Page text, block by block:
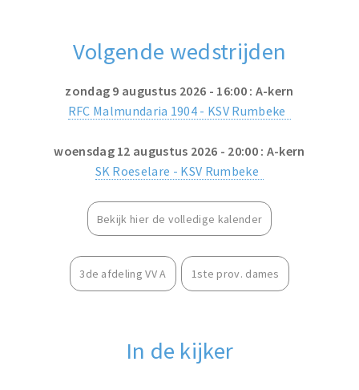
Volgende wedstrijden
zondag 9 augustus 2026 - 16:00 : A-kern
RFC Malmundaria 1904 - KSV Rumbeke
woensdag 12 augustus 2026 - 20:00 : A-kern
SK Roeselare - KSV Rumbeke
Bekijk hier de volledige kalender
3de afdeling VV A 1ste prov. dames
In de kijker